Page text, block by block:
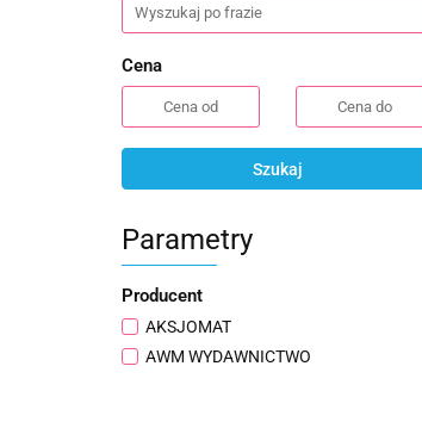
Cena
Szukaj
Parametry
Producent
AKSJOMAT
AWM WYDAWNICTWO